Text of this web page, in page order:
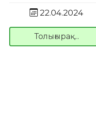
22.04.2024
Толығырақ...